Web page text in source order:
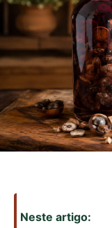
Neste artigo: